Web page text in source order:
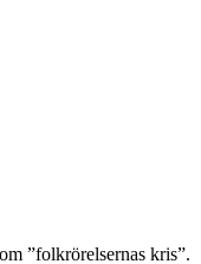
”folkrörelsernas kris”.